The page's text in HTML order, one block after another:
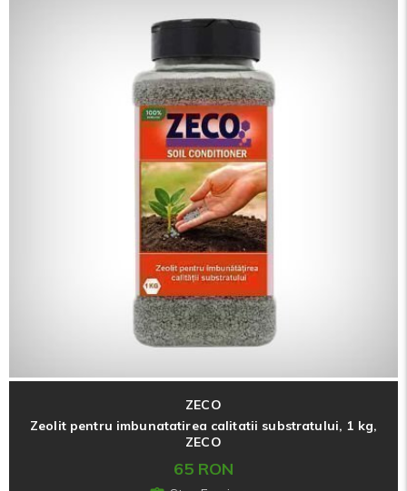
ZECO
Zeolit pentru imbunatatirea calitatii substratului, 1 kg,
ZECO
65 RON